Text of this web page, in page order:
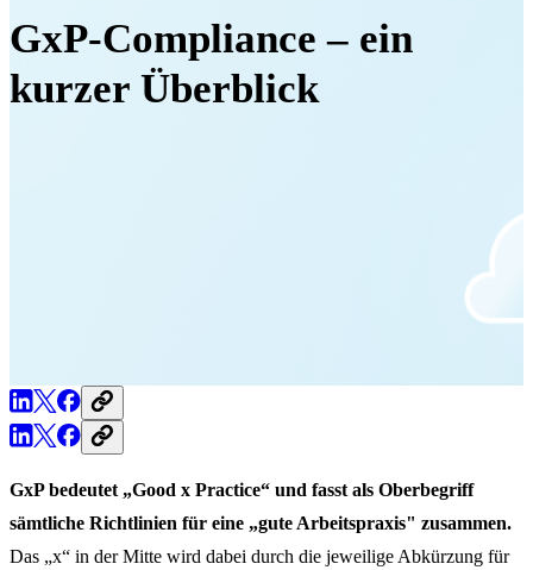
GxP-Compliance – ein
kurzer Überblick
GxP bedeutet „Good x Practice“ und fasst als Oberbegriff
sämtliche Richtlinien für eine „gute Arbeitspraxis" zusammen.
Das „x“ in der Mitte wird dabei durch die jeweilige Abkürzung für